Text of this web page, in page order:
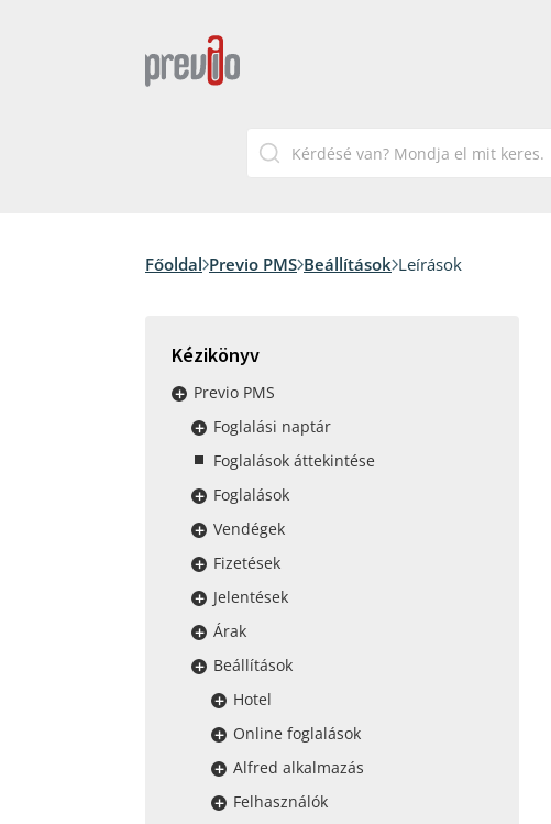
Főoldal Previo PMS Beállítások Leírások
Kézikönyv
Previo PMS
Foglalási naptár
Foglalások áttekintése
Foglalások
Vendégek
Fizetések
Jelentések
Árak
Beállítások
Hotel
Online foglalások
Alfred alkalmazás
Felhasználók